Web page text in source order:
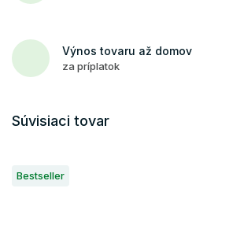
Výnos tovaru až domov
za príplatok
Súvisiaci tovar
Bestseller